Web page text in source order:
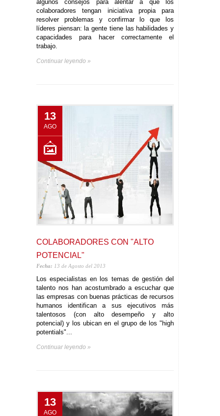
algunos consejos para alentar a que los
colaboradores tengan iniciativa propia para
resolver problemas y confirmar lo que los
líderes piensan: la gente tiene las habilidades y
capacidades para hacer correctamente el
trabajo.
Continuar leyendo »
13
AGO
COLABORADORES CON "ALTO
POTENCIAL"
Fecha: 13 de Agosto del 2013
Los especialistas en los temas de gestión del
talento nos han acostumbrado a escuchar que
las empresas con buenas prácticas de recursos
humanos identifican a sus ejecutivos más
talentosos (con alto desempeño y alto
potencial) y los ubican en el grupo de los "high
potentials"...
Continuar leyendo »
13
AGO